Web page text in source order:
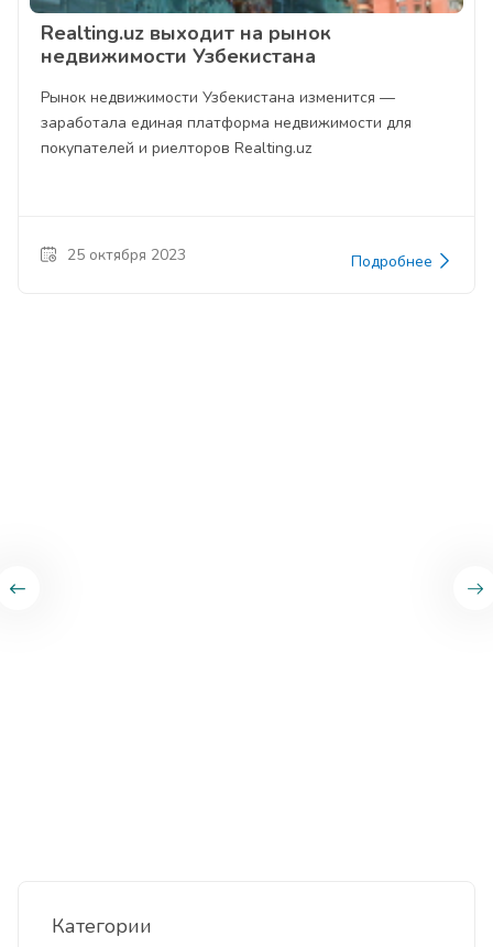
Realting.uz выходит на рынок
недвижимости Узбекистана
Рынок недвижимости Узбекистана изменится —
заработала единая платформа недвижимости для
покупателей и риелторов Realting.uz
25 октября 2023 Подробнее
Категории